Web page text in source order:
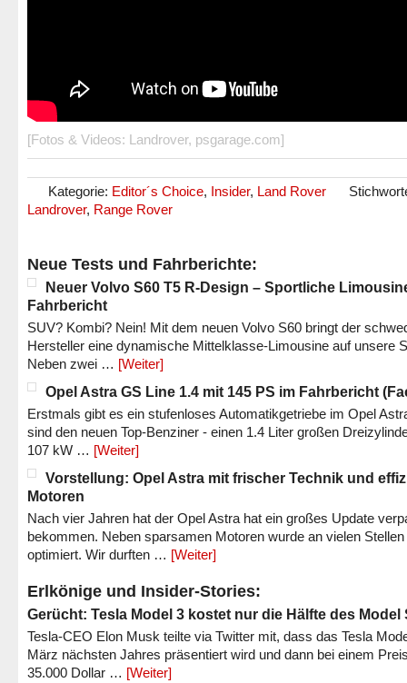
[Fotos & Videos: Landrover, psgarage.com]
Kategorie: Editor´s Choice, Insider, Land Rover
Landrover, Range Rover
Neue Tests und Fahrberichte:
Neuer Volvo S60 T5 R-Design – Sportliche
Fahrbericht
SUV? Kombi? Nein! Mit dem neuen Volvo S60 bringt der
Hersteller eine dynamische Mittelklasse-Limousine auf unsere
Neben zwei … [Weiter]
Opel Astra GS Line 1.4 mit 145 PS im Fahrbericht
Erstmals gibt es ein stufenloses Automatikgetriebe im Opel
sind den neuen Top-Benziner - einen 1.4 Liter großen
107 kW … [Weiter]
Vorstellung: Opel Astra mit frischer Technik und
Motoren
Nach vier Jahren hat der Opel Astra hat ein großes Update
bekommen. Neben sparsamen Motoren wurde an vielen Stellen
optimiert. Wir durften … [Weiter]
Erlkönige und Insider-Stories:
Gerücht: Tesla Model 3 kostet nur die Hälfte des Model
Tesla-CEO Elon Musk teilte via Twitter mit, dass das Tesla
März nächsten Jahres präsentiert wird und dann bei einem
35.000 Dollar … [Weiter]